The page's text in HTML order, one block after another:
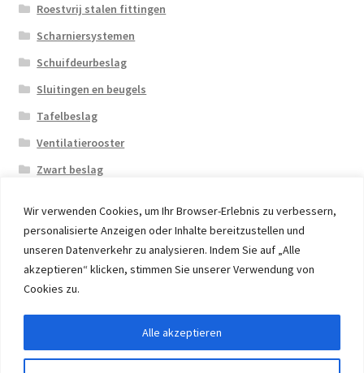
Wir verwenden Cookies, um Ihr Browser-Erlebnis zu verbessern,
personalisierte Anzeigen oder Inhalte bereitzustellen und
unseren Datenverkehr zu analysieren. Indem Sie auf „Alle
akzeptieren“ klicken, stimmen Sie unserer Verwendung von
Cookies zu.
Alle akzeptieren
Roestvrij stalen fittingen
Scharniersystemen
Schuifdeurbeslag
Sluitingen en beugels
Tafelbeslag
Ventilatierooster
Zwart beslag
© 2026 Eruon Trade UG, Germany, member of the ERUON